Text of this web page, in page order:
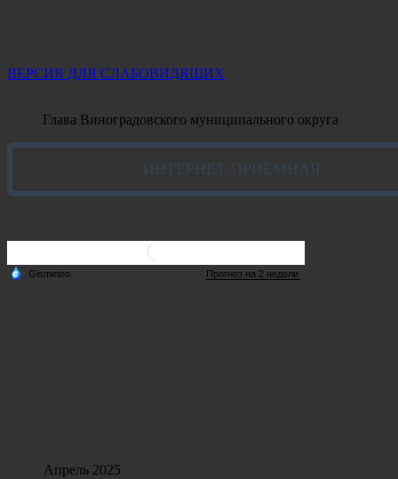
ВЕРСИЯ ДЛЯ СЛАБОВИДЯЩИХ
Глава Виноградовского муниципального округа
ИНТЕРНЕТ-ПРИЁМНАЯ
Апрель 2025